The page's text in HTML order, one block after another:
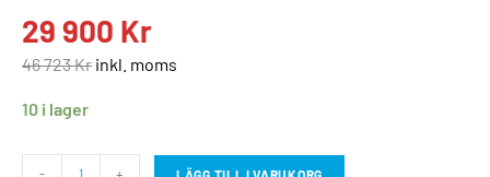
29 900 Kr
46 723Kr inkl. moms
10 i lager